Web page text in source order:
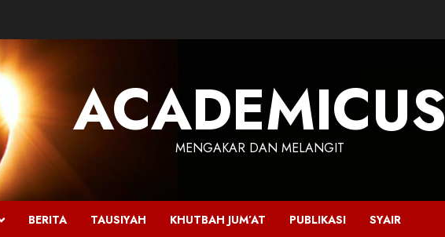
ACADEMICUS
MENGAKAR DAN MELANGIT
BERITA TAUSIYAH KHUTBAH JUM’AT PUBLIKASI SYAIR